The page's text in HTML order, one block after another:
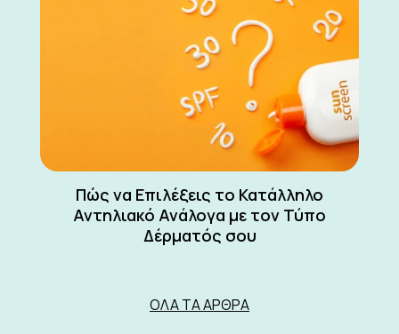
Πώς να Επιλέξεις το Κατάλληλο
Αντηλιακό Ανάλογα με τον Τύπο
Δέρματός σου
ΌΛΑ ΤΑ ΆΡΘΡΑ